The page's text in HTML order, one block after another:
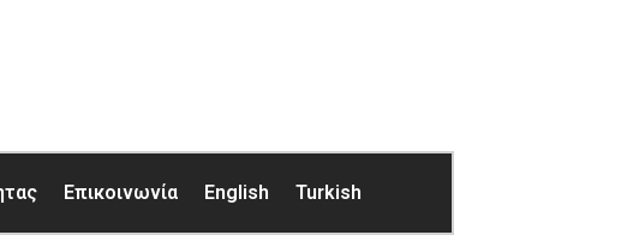
Επικοινωνία English Turkish